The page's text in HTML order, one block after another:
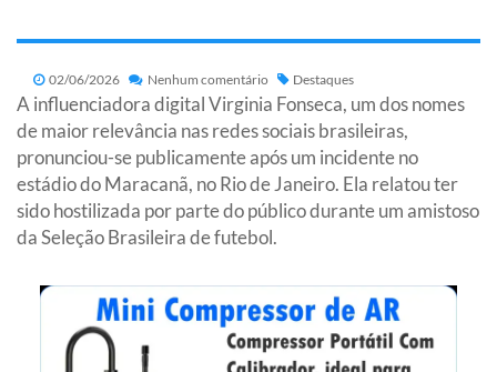
02/06/2026 Nenhum comentário Destaques
A influenciadora digital Virginia Fonseca, um dos nomes
de maior relevância nas redes sociais brasileiras,
pronunciou-se publicamente após um incidente no
estádio do Maracanã, no Rio de Janeiro. Ela relatou ter
sido hostilizada por parte do público durante um amistoso
da Seleção Brasileira de futebol.